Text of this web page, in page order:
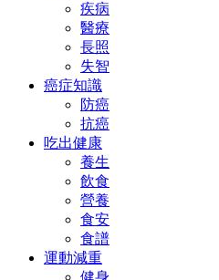
疾病
醫療
長照
失智
癌症知識
防癌
抗癌
吃出健康
養生
飲食
營養
食安
食譜
運動減重
健身